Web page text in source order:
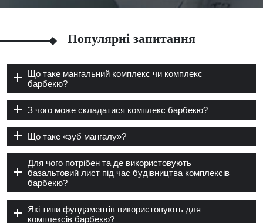
Популярні запитання
Що таке мангальний комплекс чи комплекс
барбекю?
З чого може складатися комплекс барбекю?
Що таке «зуб мангалу»?
Для чого потрібен та де використовують
базальтовий лист під час будівництва комплексів
барбекю?
Які типи фундаментів використовують для
комплексів барбекю?